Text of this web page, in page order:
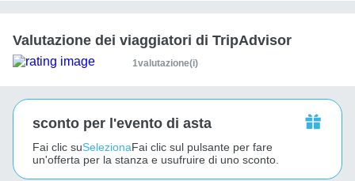
Valutazione dei viaggiatori di TripAdvisor
1valutazione(i)
sconto per l'evento di asta
Fai clic suSelezionaFai clic sul pulsante per fare
un'offerta per la stanza e usufruire di uno sconto.